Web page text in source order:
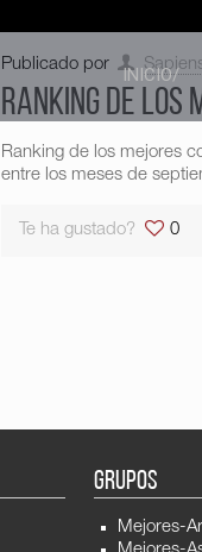
INICIO/
Publicado por
Ranking de los
Ranking de los mejores
entre los meses de
Te ha gustado? 0
GRUPOS
Mejores-